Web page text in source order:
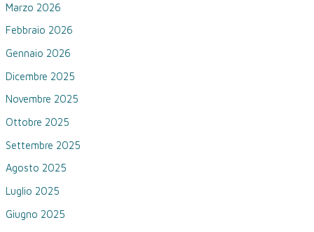
Marzo 2026
Febbraio 2026
Gennaio 2026
Dicembre 2025
Novembre 2025
Ottobre 2025
Settembre 2025
Agosto 2025
Luglio 2025
Giugno 2025